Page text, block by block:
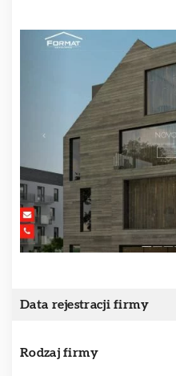
Data rejestracji firmy
Rodzaj firmy